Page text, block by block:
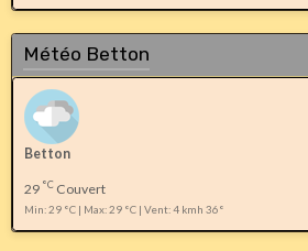
Météo Betton
Betton
29 °C Couvert
Min: 29 °C | Max: 29 °C | Vent: 4 kmh 36°